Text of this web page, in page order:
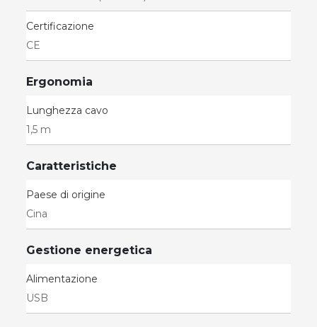
Certificazione
CE
Ergonomia
Lunghezza cavo
1,5 m
Caratteristiche
Paese di origine
Cina
Gestione energetica
Alimentazione
USB